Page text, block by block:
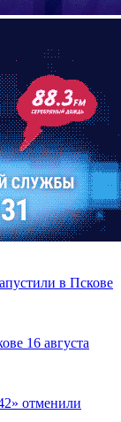
в Пскове
16 августа
отменили